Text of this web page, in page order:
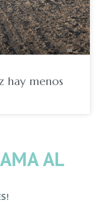
hay menos
AL